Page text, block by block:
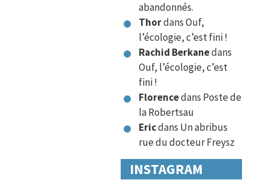
abandonnés.
ThordansOuf,
l’écologie, c’est fini !
Rachid Berkanedans
Ouf, l’écologie, c’est
fini !
Florencedans Poste de
la Robertsau
Ericdans Un abribus
rue du docteur Freysz
INSTAGRAM